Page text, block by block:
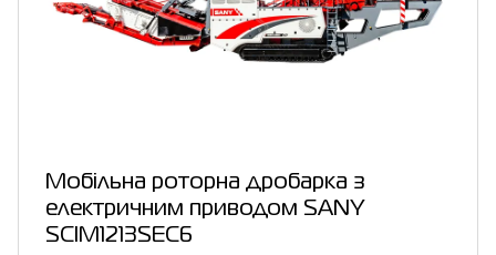
Мобільна роторна дробарка з
електричним приводом SANY
SCIM1213SEC6